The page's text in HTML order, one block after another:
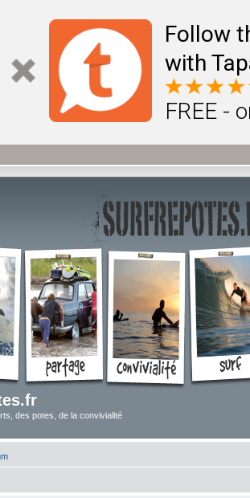
Follow
with
FREE -
des potes, de la convivialité